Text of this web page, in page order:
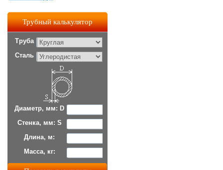
Трубный калькулятор
Труба
Сталь
Диаметр, мм: D
Стенка, мм: S
Длина, м:
Масса, кг: